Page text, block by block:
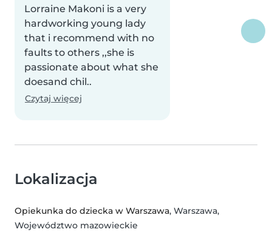
Lorraine Makoni is a very
hardworking young lady
that i recommend with no
faults to others ,,she is
passionate about what she
doesand chil..
Czytaj więcej
Lokalizacja
Opiekunka do dziecka w Warszawa, Warszawa,
Województwo mazowieckie